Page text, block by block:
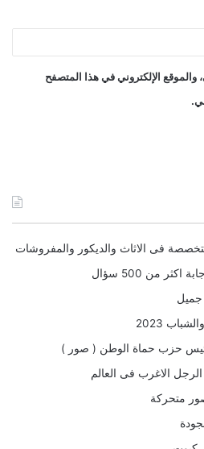
الإلكتروني في هذا المتصفح
فى الاثاث والديكور والمفروشات
من 500 سؤال
جميل
2023
حزب حماة الوطن ( صور )
الاغرب فى العالم
متحركة